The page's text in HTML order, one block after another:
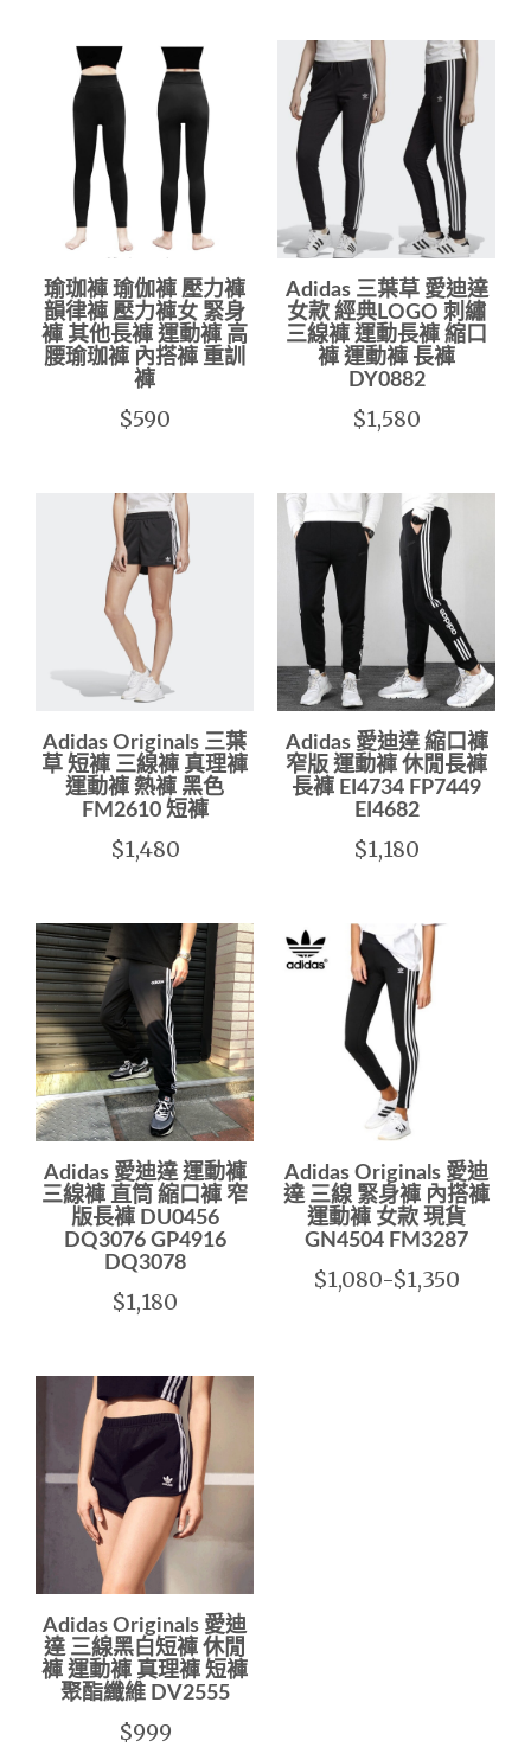
瑜珈褲 瑜伽褲 壓力褲
韻律褲 壓力褲女 緊身
褲 其他長褲 運動褲 高
腰瑜珈褲 內搭褲 重訓
褲
$590
Adidas 三葉草 愛迪達
女款 經典LOGO 刺繡
三線褲 運動長褲 縮口
褲 運動褲 長褲
DY0882
$1,580
Adidas Originals 三葉
草 短褲 三線褲 真理褲
運動褲 熱褲 黑色
FM2610 短褲
$1,480
Adidas 愛迪達 縮口褲
窄版 運動褲 休閒長褲
長褲 EI4734 FP7449
EI4682
$1,180
Adidas 愛迪達 運動褲
三線褲 直筒 縮口褲 窄
版長褲 DU0456
DQ3076 GP4916
DQ3078
$1,180
Adidas Originals 愛迪
達 三線 緊身褲 內搭褲
運動褲 女款 現貨
GN4504 FM3287
$1,080-$1,350
Adidas Originals 愛迪
達 三線黑白短褲 休閒
褲 運動褲 真理褲 短褲
聚酯纖維 DV2555
$999